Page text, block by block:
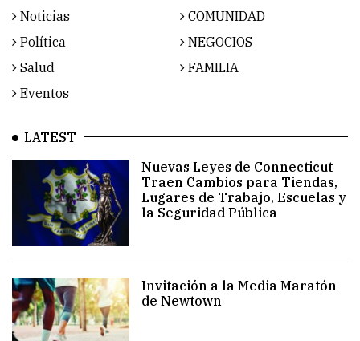
Noticias
COMUNIDAD
Política
NEGOCIOS
Salud
FAMILIA
Eventos
LATEST
Nuevas Leyes de Connecticut
Traen Cambios para Tiendas,
Lugares de Trabajo, Escuelas y
la Seguridad Pública
Invitación a la Media Maratón
de Newtown